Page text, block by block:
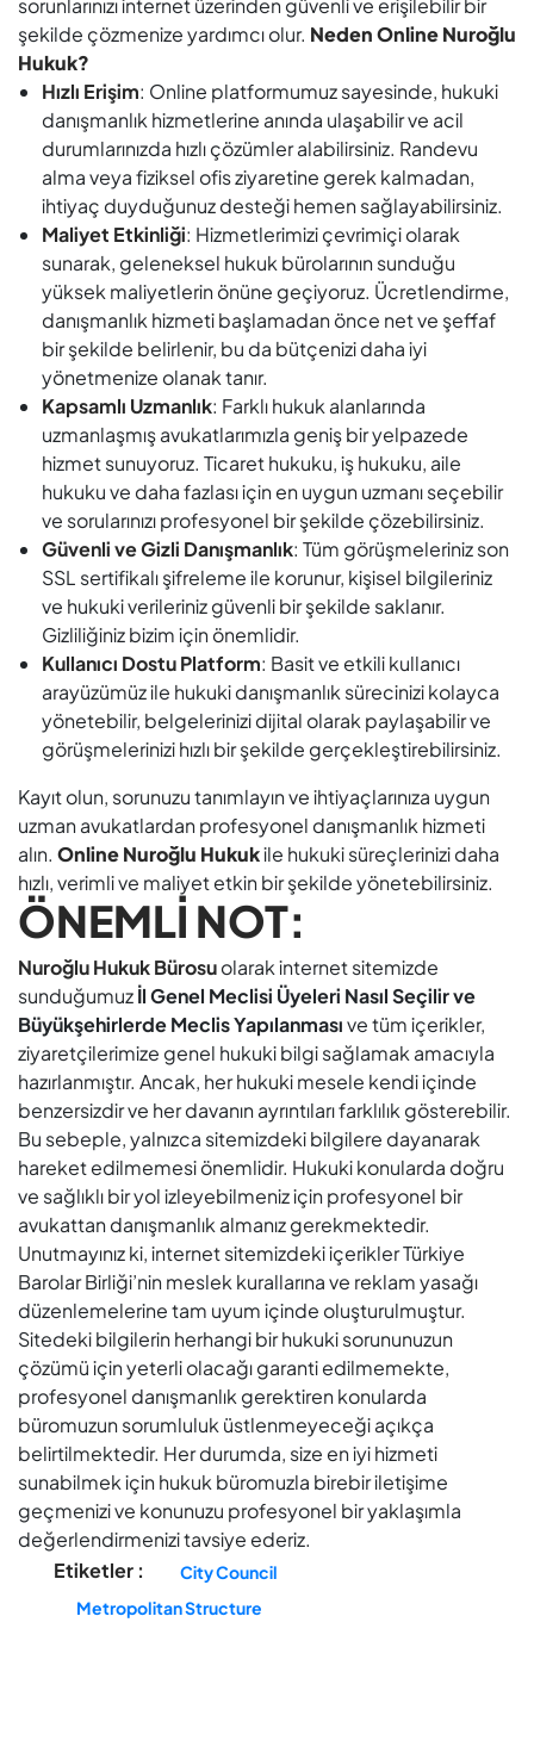
sorunlarınızı internet üzerinden güvenli ve erişilebilir bir
şekilde çözmenize yardımcı olur. Neden Online Nuroğlu
Hukuk?
Hızlı Erişim: Online platformumuz sayesinde, hukuki
danışmanlık hizmetlerine anında ulaşabilir ve acil
durumlarınızda hızlı çözümler alabilirsiniz. Randevu
alma veya fiziksel ofis ziyaretine gerek kalmadan,
ihtiyaç duyduğunuz desteği hemen sağlayabilirsiniz.
Maliyet Etkinliği: Hizmetlerimizi çevrimiçi olarak
sunarak, geleneksel hukuk bürolarının sunduğu
yüksek maliyetlerin önüne geçiyoruz. Ücretlendirme,
danışmanlık hizmeti başlamadan önce net ve şeffaf
bir şekilde belirlenir, bu da bütçenizi daha iyi
yönetmenize olanak tanır.
Kapsamlı Uzmanlık: Farklı hukuk alanlarında
uzmanlaşmış avukatlarımızla geniş bir yelpazede
hizmet sunuyoruz. Ticaret hukuku, iş hukuku, aile
hukuku ve daha fazlası için en uygun uzmanı seçebilir
ve sorularınızı profesyonel bir şekilde çözebilirsiniz.
Güvenli ve Gizli Danışmanlık: Tüm görüşmeleriniz son
SSL sertifikalı şifreleme ile korunur, kişisel bilgileriniz
ve hukuki verileriniz güvenli bir şekilde saklanır.
Gizliliğiniz bizim için önemlidir.
Kullanıcı Dostu Platform: Basit ve etkili kullanıcı
arayüzümüz ile hukuki danışmanlık sürecinizi kolayca
yönetebilir, belgelerinizi dijital olarak paylaşabilir ve
görüşmelerinizi hızlı bir şekilde gerçekleştirebilirsiniz.
Kayıt olun, sorunuzu tanımlayın ve ihtiyaçlarınıza uygun
uzman avukatlardan profesyonel danışmanlık hizmeti
alın. Online Nuroğlu Hukukile hukuki süreçlerinizi daha
hızlı, verimli ve maliyet etkin bir şekilde yönetebilirsiniz.
ÖNEMLİ NOT:
Nuroğlu Hukuk Bürosuolarak internet sitemizde
sunduğumuzİl Genel Meclisi Üyeleri Nasıl Seçilir ve
Büyükşehirlerde Meclis Yapılanmasıve tüm içerikler,
ziyaretçilerimize genel hukuki bilgi sağlamak amacıyla
hazırlanmıştır. Ancak, her hukuki mesele kendi içinde
benzersizdir ve her davanın ayrıntıları farklılık gösterebilir.
Bu sebeple, yalnızca sitemizdeki bilgilere dayanarak
hareket edilmemesi önemlidir. Hukuki konularda doğru
ve sağlıklı bir yol izleyebilmeniz için profesyonel bir
avukattan danışmanlık almanız gerekmektedir.
Unutmayınız ki, internet sitemizdeki içerikler Türkiye
Barolar Birliği’nin meslek kurallarına ve reklam yasağı
düzenlemelerine tam uyum içinde oluşturulmuştur.
Sitedeki bilgilerin herhangi bir hukuki sorununuzun
çözümü için yeterli olacağı garanti edilmemekte,
profesyonel danışmanlık gerektiren konularda
büromuzun sorumluluk üstlenmeyeceği açıkça
belirtilmektedir. Her durumda, size en iyi hizmeti
sunabilmek için hukuk büromuzla birebir iletişime
geçmenizi ve konunuzu profesyonel bir yaklaşımla
değerlendirmenizi tavsiye ederiz.
Etiketler :
City Council
Metropolitan Structure